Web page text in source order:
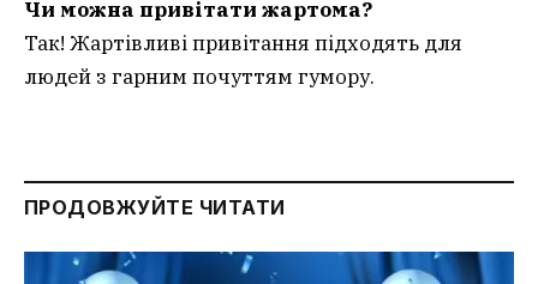
Чи можна привітати жартома?
Так! Жартівливі привітання підходять для
людей з гарним почуттям гумору.
ПРОДОВЖУЙТЕ ЧИТАТИ